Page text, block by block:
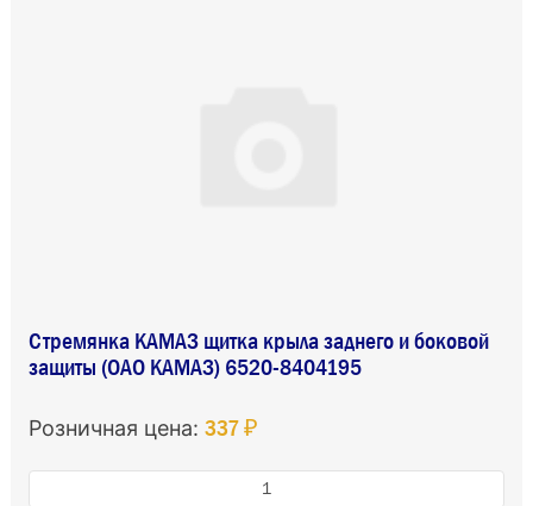
Стремянка КАМАЗ щитка крыла заднего и боковой
защиты (ОАО КАМАЗ) 6520-8404195
Розничная цена: 337 ₽